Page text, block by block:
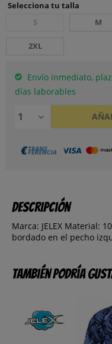
Selecciona tu talla
S
M
2XL
Envío inmediato,
días laborables
Descripción
Marca: JELEX Material:
bordado en el pecho
También podría